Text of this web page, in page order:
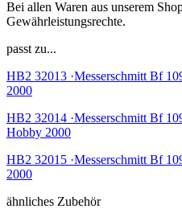
Bei allen Waren aus unserem
Gewährleistungsrechte.
passt zu...
HB2 32013 ·Messerschmitt Bf
2000
HB2 32014 ·Messerschmitt Bf
Hobby 2000
HB2 32015 ·Messerschmitt Bf
2000
ähnliches Zubehör